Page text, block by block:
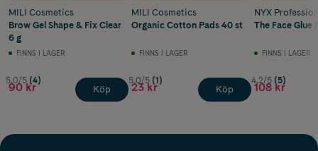
MILI Cosmetics
Brow Gel Shape & Fix Clear
6 g
FINNS I LAGER
5.0/5 (4)
90 kr Köp
MILI Cosmetics
Organic Cotton Pads 40 st
FINNS I LAGER
5.0/5 (1)
23 kr Köp
NYX
The Face Glue
FINNS I LAGER
4.2/5 (5)
108 kr